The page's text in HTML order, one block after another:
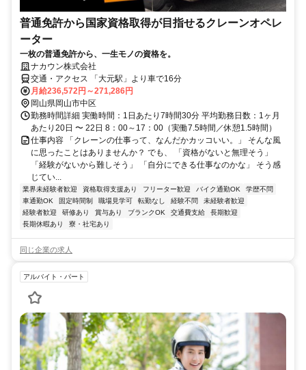
普通免許から国家資格取得が目指せるクレーンオペレ
ーター
一枚の普通免許から、一生モノの資格を。
ナカウン株式会社
交通・アクセス 「大元駅」より車で16分
月給236,572円～271,286円
岡山県岡山市中区
勤務時間詳細 実働時間：1日あたり7時間30分 平均勤務日数：1ヶ月
あたり20日 〜 22日 8：00～17：00（実働7.5時間／休憩1.5時間）
仕事内容 「クレーンの仕事って、なんだかカッコいい。」 そんな風
に思ったことはありませんか？ でも、 「資格がないと無理そう」
「経験がないから難しそう」 「自分にできる仕事なのかな」 そう感
じてい...
業界未経験者歓迎 資格取得支援あり フリーター歓迎 バイク通勤OK
学歴不問
車通勤OK
固定時間制 職場見学可 転勤なし 経験不問
未経験者歓迎
経験者歓迎
研修あり 賞与あり ブランクOK 交通費支給
長期歓迎
長期休暇あり
寮・社宅あり
同じ企業の求人
アルバイト・パート